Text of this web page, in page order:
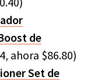
de
ahora $86.80)
Set de